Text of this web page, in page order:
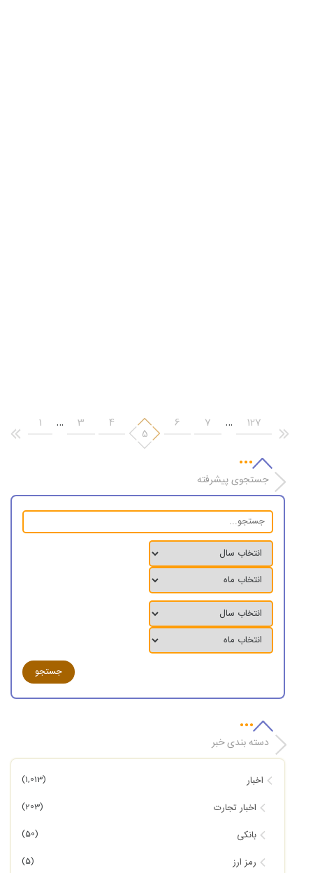
هزینه کند. یحیی آل اسحاق در […]
1 … 3 4
5
6 7 … 127
جستجوی پیشرفته
دسته بندی خبر
اخبار (1,013)
اخبار تجارت (203)
بانکی (50)
رمز ارز (5)